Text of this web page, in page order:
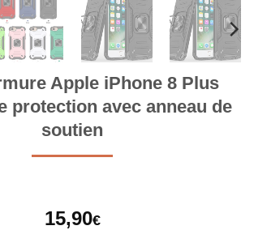
Apple iPhone 8 Plus
protection avec anneau de
soutien
15,90€